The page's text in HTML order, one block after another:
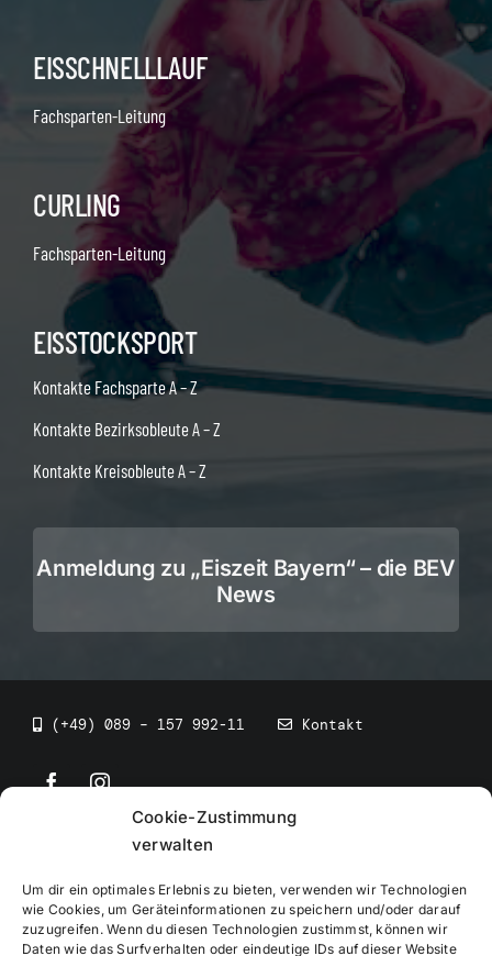
Cookie-Zustimmung
verwalten
Um dir ein optimales Erlebnis zu bieten, verwenden wir Technologien
wie Cookies, um Geräteinformationen zu speichern und/oder darauf
zuzugreifen. Wenn du diesen Technologien zustimmst, können wir
Daten wie das Surfverhalten oder eindeutige IDs auf dieser Website
EISSCHNELLLAUF
Fachsparten-Leitung
CURLING
Fachsparten-Leitung
EISSTOCKSPORT
Kontakte Fachsparte A – Z
Kontakte Bezirksobleute A – Z
Kontakte Kreisobleute A – Z
Anmeldung zu „Eiszeit Bayern“ – die BEV
News
(+49) 089 – 157 992-11 Kontakt
• BEV Bayerischer Eissportverband